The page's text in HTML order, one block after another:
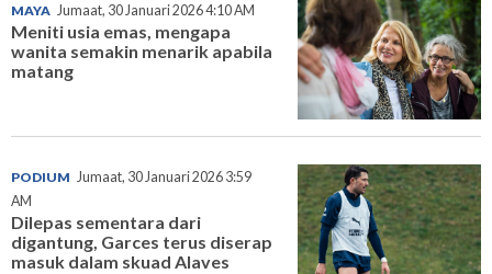
MAYA Jumaat, 30 Januari 2026 4:10 AM
Meniti usia emas, mengapa
wanita semakin menarik apabila
matang
PODIUM Jumaat, 30 Januari 2026 3:59
AM
Dilepas sementara dari
digantung, Garces terus diserap
masuk dalam skuad Alaves